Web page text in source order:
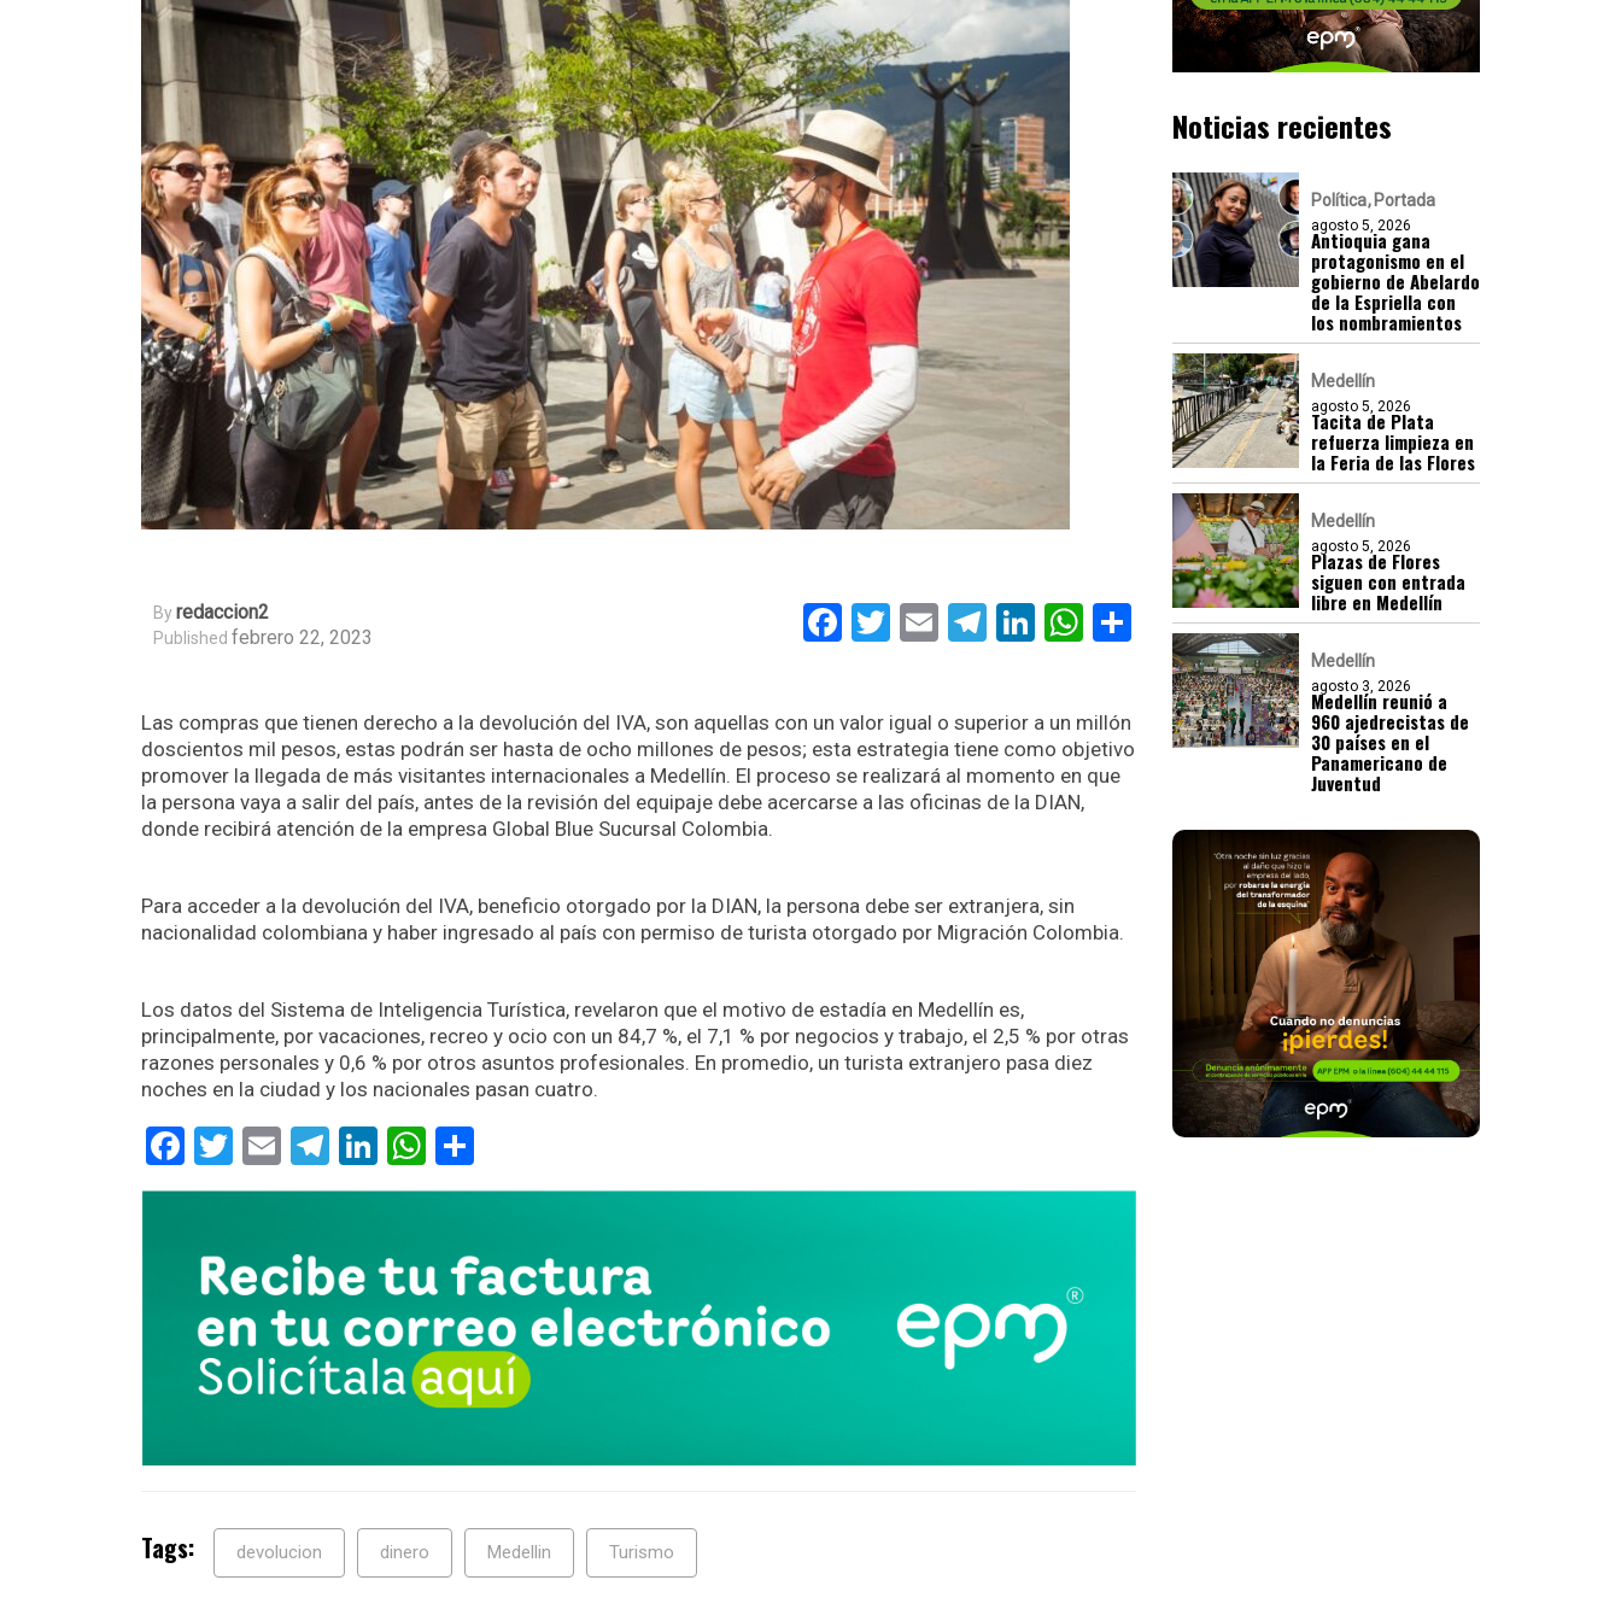
ByRedaccion2
Published febrero 22, 2023 Facebook
Twitter
EmailTelegram
LinkedIn
WhatsApp
Compartir
Las compras que tienen derecho a la devolución del IVA, son aquellas con un valor igual o superior a un millón
doscientos mil pesos, estas podrán ser hasta de ocho millones de pesos; esta estrategia tiene como objetivo
promover la llegada de más visitantes internacionales a Medellín. El proceso se realizará al momento en que
la persona vaya a salir del país, antes de la revisión del equipaje debe acercarse a las oficinas de la DIAN,
donde recibirá atención de la empresa Global Blue Sucursal Colombia.
Para acceder a la devolución del IVA, beneficio otorgado por la DIAN, la persona debe ser extranjera, sin
nacionalidad colombiana y haber ingresado al país con permiso de turista otorgado por Migración Colombia.
Los datos del Sistema de Inteligencia Turística, revelaron que el motivo de estadía en Medellín es,
principalmente, por vacaciones, recreo y ocio con un 84,7 %, el 7,1 % por negocios y trabajo, el 2,5 % por otras
razones personales y 0,6 % por otros asuntos profesionales. En promedio, un turista extranjero pasa diez
noches en la ciudad y los nacionales pasan cuatro.
Facebook
Twitter
EmailTelegram
LinkedIn
WhatsApp
Tags: devolucion dinero Medellin Turismo
Noticias recientes
Política Portada
agosto 5, 2026
Antioquia gana
protagonismo en el
gobierno de Abelardo
de la Espriella con
los nombramientos
Medellín
agosto 5, 2026
Tacita de Plata
refuerza limpieza en
la Feria de las Flores
Medellín
agosto 5, 2026
Plazas de Flores
siguen con entrada
libre en Medellín
Medellín
agosto 3, 2026
Medellín reunió a
960 ajedrecistas de
30 países en el
Panamericano de
Juventud